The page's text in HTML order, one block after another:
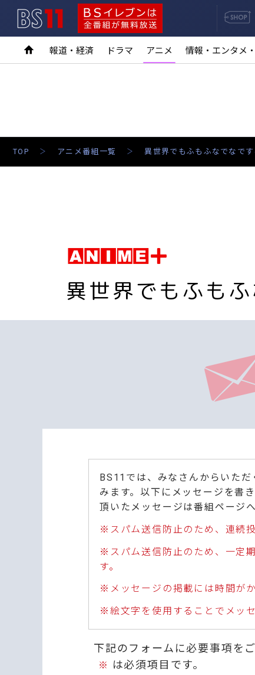
BSイレブンは全番組が無料放送
報道・経済 ドラマ アニメ 情報・エンタメ
TOP アニメ番組一覧 異世界でもふもふなでなです
異世界でもふも
BS11では、みなさんからいた
みます。以下にメッセージを書
頂いたメッセージは番組ページ
※スパム送信防止のため、連続
※スパム送信防止のため、一定
す。
※メッセージの掲載には時間が
※絵文字を使用することでメッ
下記のフォームに必要事項を
※ は必須項目です。